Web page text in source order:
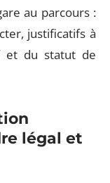
au parcours :
justificatifs à
et du statut de
légal et